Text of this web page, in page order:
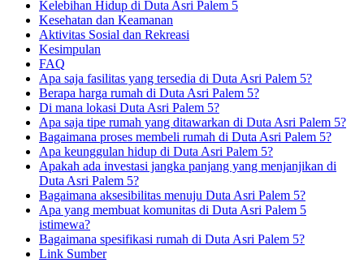
Kelebihan Hidup di Duta Asri Palem 5
Kesehatan dan Keamanan
Aktivitas Sosial dan Rekreasi
Kesimpulan
FAQ
Apa saja fasilitas yang tersedia di Duta Asri Palem 5?
Berapa harga rumah di Duta Asri Palem 5?
Di mana lokasi Duta Asri Palem 5?
Apa saja tipe rumah yang ditawarkan di Duta Asri Palem 5?
Bagaimana proses membeli rumah di Duta Asri Palem 5?
Apa keunggulan hidup di Duta Asri Palem 5?
Apakah ada investasi jangka panjang yang menjanjikan di
Duta Asri Palem 5?
Bagaimana aksesibilitas menuju Duta Asri Palem 5?
Apa yang membuat komunitas di Duta Asri Palem 5
istimewa?
Bagaimana spesifikasi rumah di Duta Asri Palem 5?
Link Sumber